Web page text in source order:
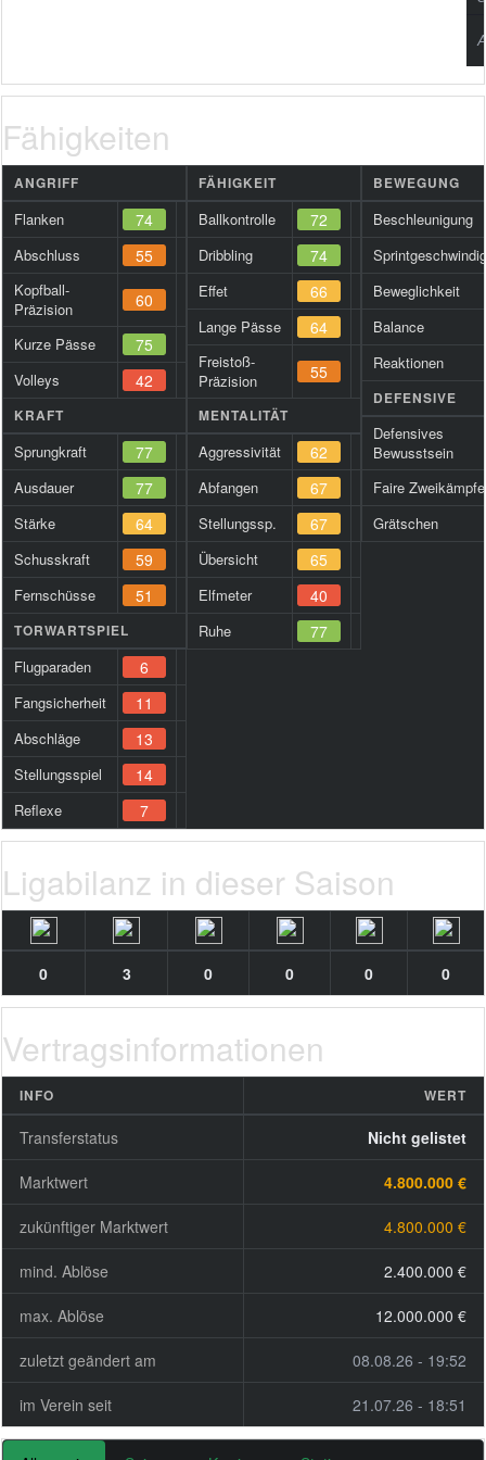
Fähigkeiten
ANGRIFF
Flanken 74
Abschluss 55
Kopfball-
Präzision
60
Kurze Pässe 75
Volleys 42
KRAFT
Sprungkraft 77
Ausdauer 77
Stärke 64
Schusskraft 59
Fernschüsse 51
TORWARTSPIEL
Flugparaden 6
Fangsicherheit 11
Abschläge 13
Stellungsspiel 14
Reflexe 7
FÄHIGKEIT
Ballkontrolle 72
Dribbling 74
Effet 66
Lange Pässe 64
Freistoß-
Präzision
55
MENTALITÄT
Aggressivität 62
Abfangen 67
Stellungssp. 67
Übersicht 65
Elfmeter 40
Ruhe 77
BEWEGUNG
Beschleunigung
Beweglichkeit
Balance
Reaktionen
DEFENSIVE
Defensives
Bewusstsein
Faire Zweikämpfe
Grätschen
Ligabilanz in dieser Saison
0 3 0 0 0 0
Vertragsinformationen
INFO WERT
Transferstatus Nicht gelistet
Marktwert 4.800.000 €
zukünftiger Marktwert 4.800.000 €
mind. Ablöse 2.400.000 €
max. Ablöse 12.000.000 €
zuletzt geändert am 08.08.26 - 19:52
im Verein seit 21.07.26 - 18:51